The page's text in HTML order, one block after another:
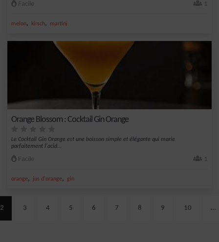
Facile 1
melon, kirsch, martini
Orange Blossom : Cocktail Gin Orange
Le Cocktail Gin Orange est une boisson simple et élégante qui marie
parfaitement l'acid...
Facile 1
orange, jus d'orange, gin
2 3 4 5 6 7 8 9 10 …